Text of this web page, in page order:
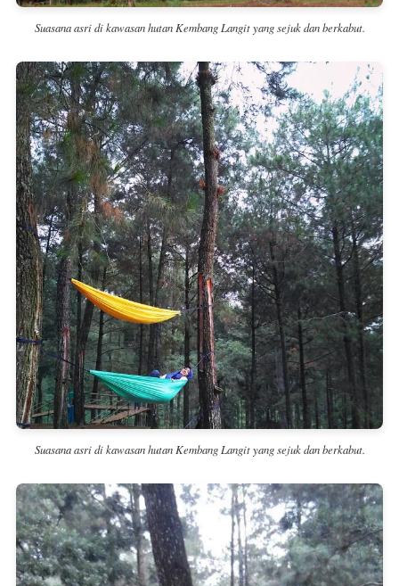
Suasana asri di kawasan hutan Kembang Langit yang sejuk dan berkabut.
Suasana asri di kawasan hutan Kembang Langit yang sejuk dan berkabut.